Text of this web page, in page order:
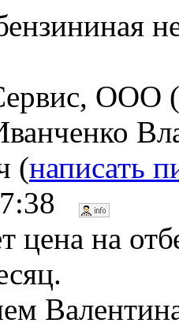
ООО
(написать
цена на